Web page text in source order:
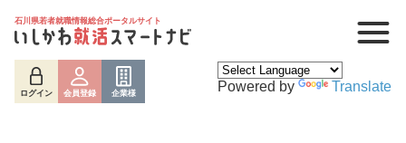
石川県若者就職情報総合ポータルサイト
ログイン 会員登録 企業様 Powered by Translate